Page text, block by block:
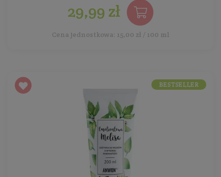
29,99 zł
Cena jednostkowa: 15,00 zł / 100 ml
BESTSELLER